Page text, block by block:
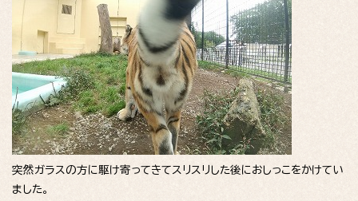
突然ガラスの方に駆け寄ってきてスリスリした後におしっこをかけてい
ました。